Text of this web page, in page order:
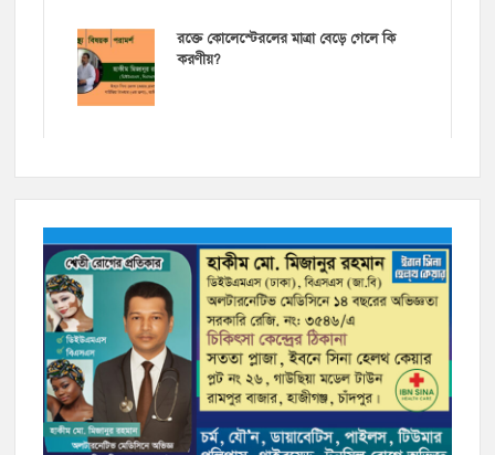
রক্তে কোলেস্টেরলের মাত্রা বেড়ে গেলে কি
করণীয়?